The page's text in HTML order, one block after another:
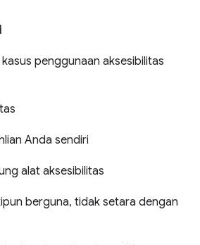
penggunaan aksesibilitas
Anda sendiri
alat aksesibilitas
berguna, tidak setara dengan